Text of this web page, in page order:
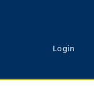
Login